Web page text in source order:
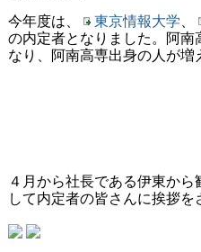
今年度は、
東京情報大学、
の内定者となりました。阿南
なり、阿南高専出身の人が増
４月から社長である伊東か
して内定者の皆さんに挨拶を